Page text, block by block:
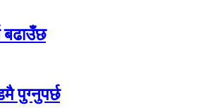
बढाउँछ
पुग्नुपर्छ